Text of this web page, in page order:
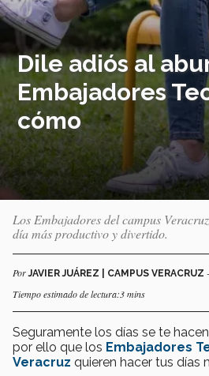
Dile adiós al
Embajadores
cómo
Los Embajadores del campus
día más productivo y divertido.
PorJAVIER JUÁREZ | CAMPUS VERACRUZ
Tiempo estimado de lectura:3 mins
Seguramente los días se te
por ello que los Embajadores
Veracruz quieren hacer tus días